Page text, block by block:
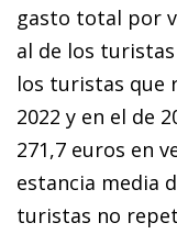
gasto total por
al de los
los turistas que
2022 y en el de
271,7 euros en
estancia media
turistas no